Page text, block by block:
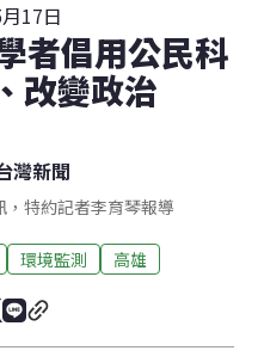
17日
者倡用公民科
改變政治
灣新聞
特約記者李育琴報導
環境監測 高雄